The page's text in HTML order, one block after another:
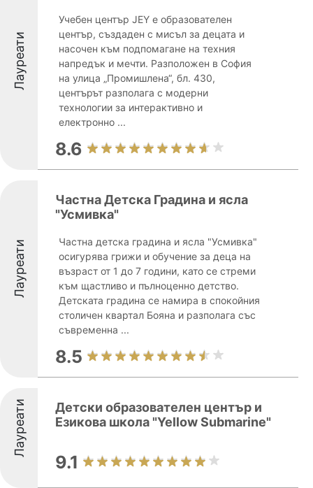
Лауреати
Учебен център JEY е образователен
център, създаден с мисъл за децата и
насочен към подпомагане на техния
напредък и мечти. Разположен в София
на улица „Промишлена“, бл. 430,
центърът разполага с модерни
технологии за интерактивно и
електронно ...
8.6
Лауреати
Частна Детска Градина и ясла
"Усмивка"
Частна детска градина и ясла "Усмивка"
осигурява грижи и обучение за деца на
възраст от 1 до 7 години, като се стреми
към щастливо и пълноценно детство.
Детската градина се намира в спокойния
столичен квартал Бояна и разполага със
съвременна ...
8.5
Лауреати
Детски образователен център и
Езикова школа "Yellow Submarine"
9.1